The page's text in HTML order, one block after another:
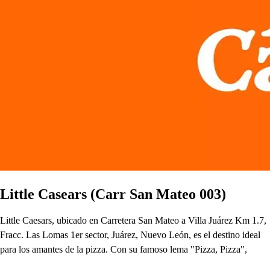
Little Casears (Carr San Mateo 003)
Little Caesars, ubicado en Carretera San Mateo a Villa Juárez Km 1.7,
Fracc. Las Lomas 1er sector, Juárez, Nuevo León, es el destino ideal
para los amantes de la pizza. Con su famoso lema "Pizza, Pizza",